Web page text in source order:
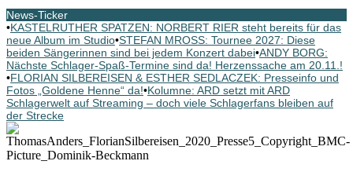
News-Ticker
•KASTELRUTHER SPATZEN: NORBERT RIER steht bereits für das
neue Album im Studio•STEFAN MROSS: Tournee 2027: Diese
beiden Sängerinnen sind bei jedem Konzert dabei•ANDY BORG:
Nächste Schlager-Spaß-Termine sind da! Herzenssache am 20.11.!
•FLORIAN SILBEREISEN & ESTHER SEDLACZEK: Presseinfo und
Fotos „Goldene Henne“ da!•Kolumne: ARD setzt mit ARD
Schlagerwelt auf Streaming – doch viele Schlagerfans bleiben auf
der Strecke